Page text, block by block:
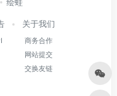
绘蛙
关于我们
商务合作
网站提交
交换友链